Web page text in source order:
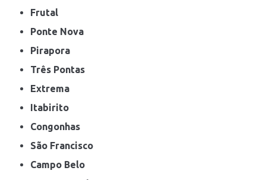
Frutal
Ponte Nova
Pirapora
Três Pontas
Extrema
Itabirito
Congonhas
São Francisco
Campo Belo